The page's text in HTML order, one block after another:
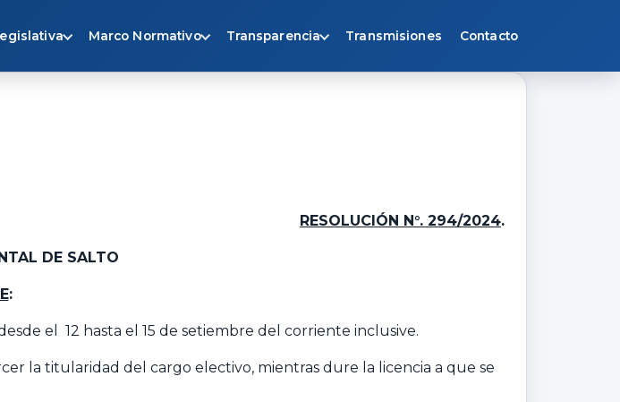
Marco Normativo Transparencia Transmisiones Contacto
RESOLUCIÓN N°. 294/2024.
DE SALTO
:
el 12 hasta el 15 de setiembre del corriente inclusive.
la titularidad del cargo electivo, mientras dure la licencia a que se